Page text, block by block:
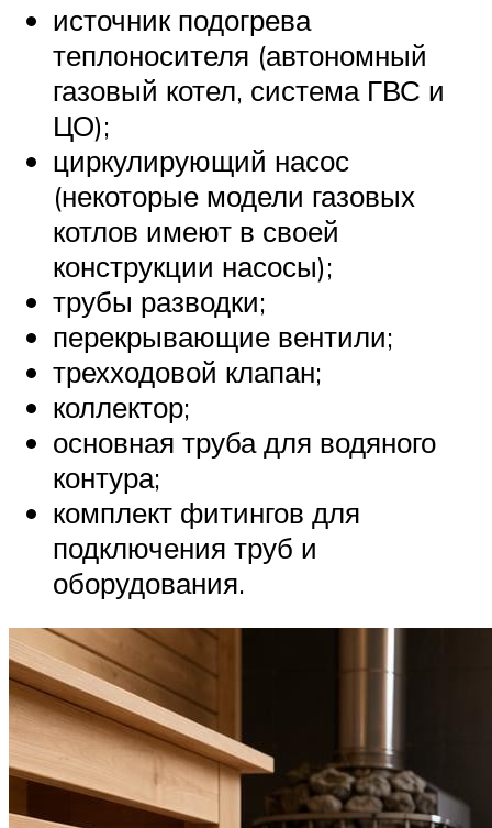
источник подогрева
теплоносителя (автономный
газовый котел, система ГВС и
ЦО);
циркулирующий насос
(некоторые модели газовых
котлов имеют в своей
конструкции насосы);
трубы разводки;
перекрывающие вентили;
трехходовой клапан;
коллектор;
основная труба для водяного
контура;
комплект фитингов для
подключения труб и
оборудования.